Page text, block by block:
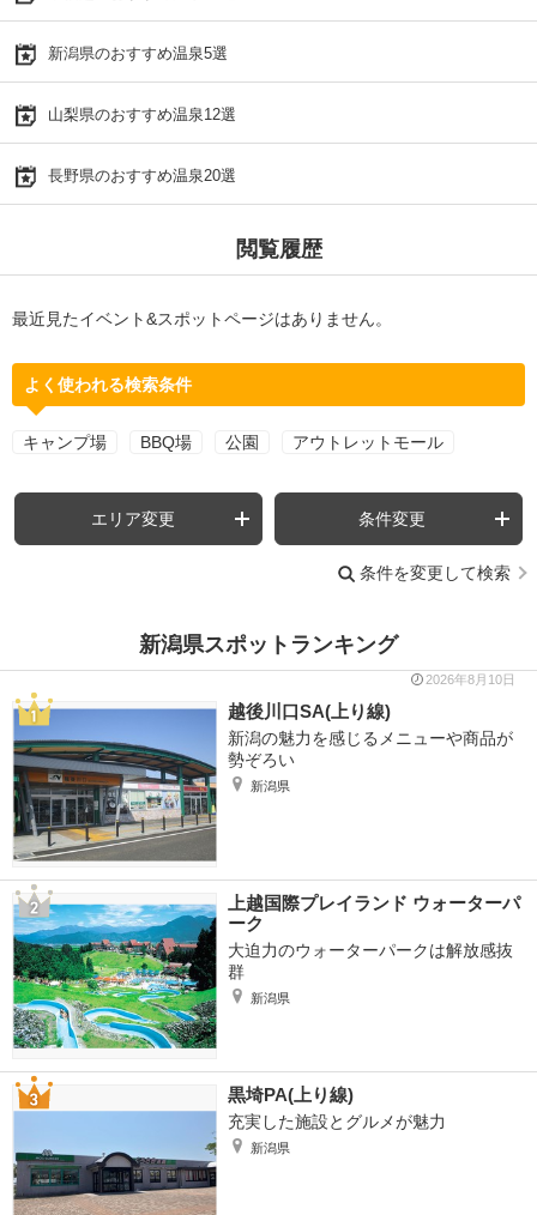
新潟県のおすすめ温泉5選
山梨県のおすすめ温泉12選
長野県のおすすめ温泉20選
閲覧履歴
最近見たイベント&スポットページはありません。
よく使われる検索条件
キャンプ場 BBQ場 公園 アウトレットモール
エリア変更 条件変更
条件を変更して検索
新潟県スポットランキング
2026年8月10日
越後川口SA(上り線)
新潟の魅力を感じるメニューや商品が
勢ぞろい
新潟県
上越国際プレイランド ウォーターパ
ーク
大迫力のウォーターパークは解放感抜
群
新潟県
黒埼PA(上り線)
充実した施設とグルメが魅力
新潟県